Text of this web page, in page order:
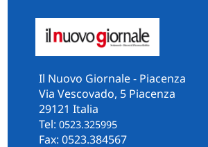
Il Nuovo Giornale - Piacenza
Via Vescovado, 5 Piacenza
29121 Italia
Tel: 0523.325995
Fax: 0523.384567